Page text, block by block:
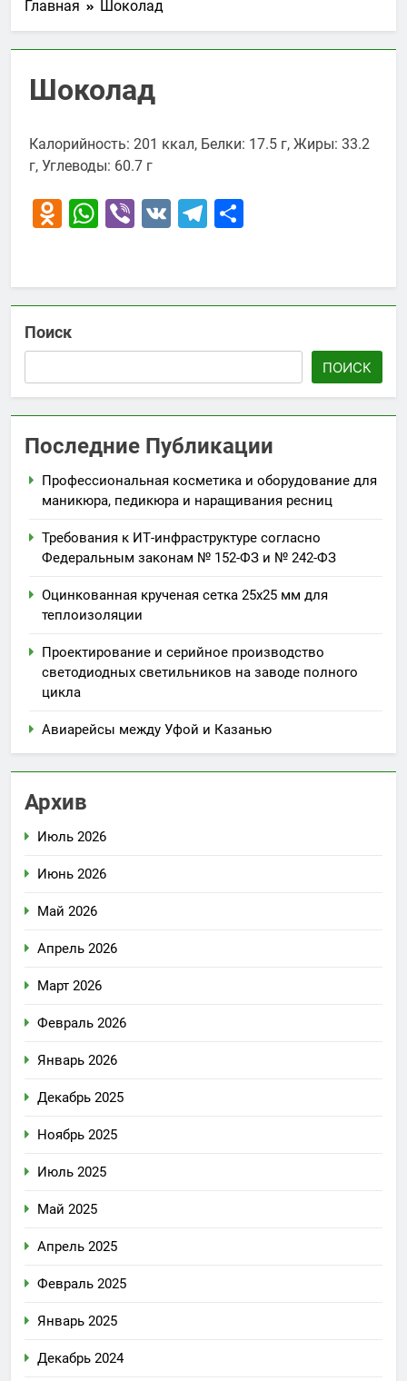
Главная Шоколад
Шоколад
Калорийность: 201 ккал, Белки: 17.5 г, Жиры: 33.2
г, Углеводы: 60.7 г
Odnoklassniki
WhatsApp
Viber
VK Telegram
Поиск
ПОИСК
Последние Публикации
Профессиональная косметика и оборудование для
маникюра, педикюра и наращивания ресниц
Требования к ИТ-инфраструктуре согласно
Федеральным законам № 152-ФЗ и № 242-ФЗ
Оцинкованная крученая сетка 25х25 мм для
теплоизоляции
Проектирование и серийное производство
светодиодных светильников на заводе полного
цикла
Авиарейсы между Уфой и Казанью
Архив
Июль 2026
Июнь 2026
Май 2026
Апрель 2026
Март 2026
Февраль 2026
Январь 2026
Декабрь 2025
Ноябрь 2025
Июль 2025
Май 2025
Апрель 2025
Февраль 2025
Январь 2025
Декабрь 2024